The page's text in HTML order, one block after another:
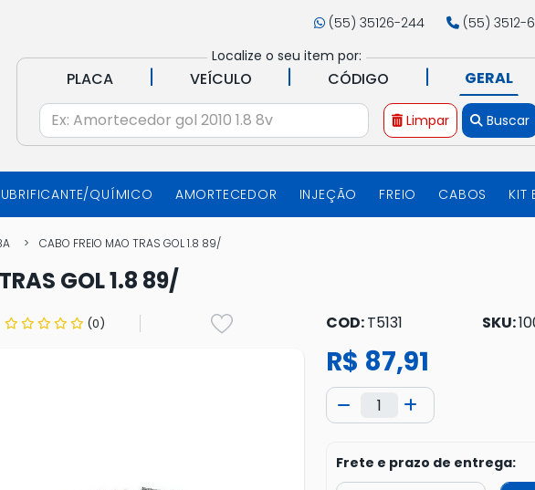
(55) 35126-244 (55) 3512-
Localize o seu item por:
PLACA | VEÍCULO | CÓDIGO | GERAL
Limpar Buscar
QUÍMICO AMORTECEDOR INJEÇÃO FREIO CABOS KIT
CABO FREIO MAO TRAS GOL 1.8 89/
GOL 1.8 89/
(0) COD:T5131 SKU:
R$ 87,91
Frete e prazo de entrega: